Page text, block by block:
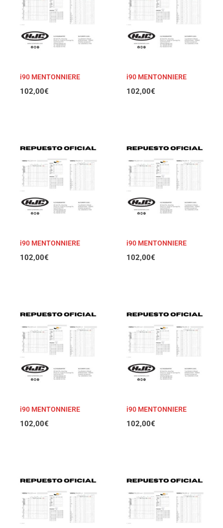
i90 MENTONNIERE
102,00€
i90 MENTONNIERE
102,00€
i90 MENTONNIERE
102,00€
i90 MENTONNIERE
102,00€
i90 MENTONNIERE
102,00€
i90 MENTONNIERE
102,00€